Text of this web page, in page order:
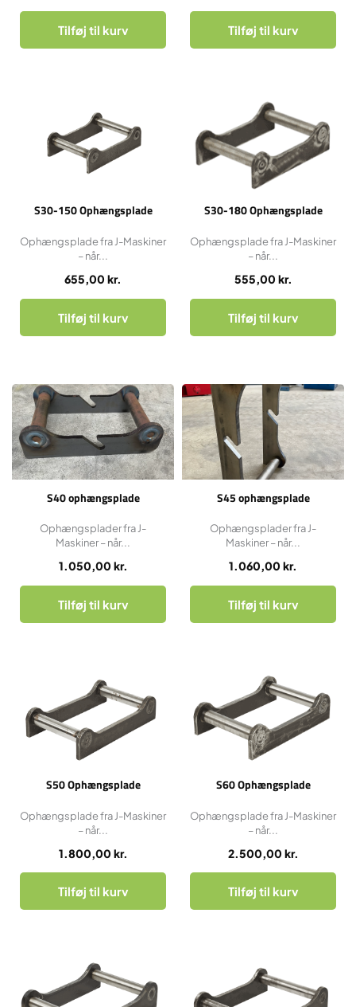
Tilføj til kurv Tilføj til kurv
S30-150 Ophængsplade
655,00 kr.
Ophængsplade fra J-Maskiner
– når...
Tilføj til kurv
S30-180 Ophængsplade
555,00 kr.
Ophængsplade fra J-Maskiner
– når...
Tilføj til kurv
S40 ophængsplade
1.050,00 kr.
Ophængsplader fra J-
Maskiner – når...
Tilføj til kurv
S45 ophængsplade
1.060,00 kr.
Ophængsplader fra J-
Maskiner – når...
Tilføj til kurv
S50 Ophængsplade
1.800,00 kr.
Ophængsplade fra J-Maskiner
– når...
Tilføj til kurv
S60 Ophængsplade
2.500,00 kr.
Ophængsplade fra J-Maskiner
– når...
Tilføj til kurv